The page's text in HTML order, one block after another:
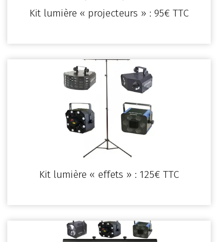
Kit lumière « projecteurs » : 95€ TTC
Kit lumière « effets » : 125€ TTC